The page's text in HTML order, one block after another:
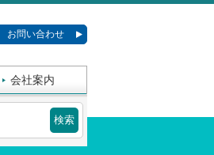
お問い合わせ
会社案内